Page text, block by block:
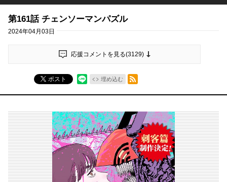
第161話 チェンソーマンパズル
2024年04月03日
応援コメントを見る(3129)
ポスト 埋め込む
RSSフィード